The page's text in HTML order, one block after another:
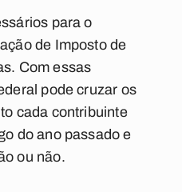
para o
de Imposto de
Com essas
pode cruzar os
cada contribuinte
do ano passado e
ou não.